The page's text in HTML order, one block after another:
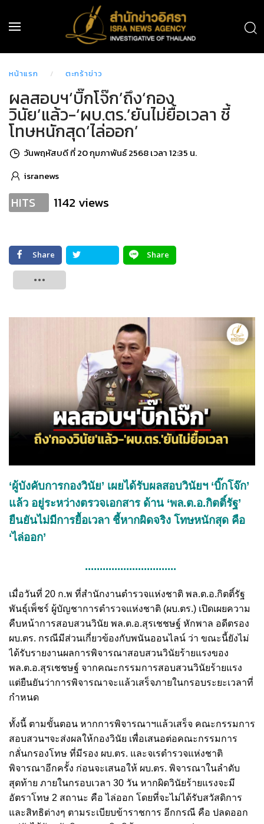
หน้าแรก ตะกร้าข่าว
ผลสอบฯ‘บิ๊กโจ๊ก’ถึง‘กอง
วินัย’แล้ว-‘ผบ.ตร.’ยันไม่ยื้อเวลา ชี้
โทษหนักสุด‘ไล่ออก’
วันพฤหัสบดี ที่ 20 กุมภาพันธ์ 2568 เวลา 12:35 น.
isranews
HITS 1142 views
Share
Share
‘ผู้บังคับการกองวินัย’ เผยได้รับผลสอบวินัยฯ ‘บิ๊กโจ๊ก’
แล้ว อยู่ระหว่างตรวจเอกสาร ด้าน ‘พล.ต.อ.กิตติ์รัฐ’
ยืนยันไม่มีการยื้อเวลา ชี้หากผิดจริง โทษหนักสุด คือ
‘ไล่ออก’
...............................
เมื่อวันที่ 20 ก.พ ที่สำนักงานตำรวจแห่งชาติ พล.ต.อ.กิตติ์รัฐ
พันธุ์เพ็ชร์ ผู้บัญชาการตำรวจแห่งชาติ (ผบ.ตร.) เปิดเผยความ
คืบหน้าการสอบสวนวินัย พล.ต.อ.สุรเชชษฐ์ หักพาล อดีตรอง
ผบ.ตร. กรณีมีส่วนเกี่ยวข้องกับพนันออนไลน์ ว่า ขณะนี้ยังไม่
ได้รับรายงานผลการพิจารณาสอบสวนวินัยร้ายแรงของ
พล.ต.อ.สุรเชชษฐ์ จากคณะกรรมการสอบสวนวินัยร้ายแรง
แต่ยืนยันว่าการพิจารณาจะแล้วเสร็จภายในกรอบระยะเวลาที่
กำหนด
ทั้งนี้ ตามขั้นตอน หากการพิจารณาฯแล้วเสร็จ คณะกรรมการ
สอบสวนฯจะส่งผลให้กองวินัย เพื่อเสนอต่อคณะกรรมการ
กลั่นกรองโทษ ที่มีรอง ผบ.ตร. และจเรตำรวจแห่งชาติ
พิจารณาอีกครั้ง ก่อนจะเสนอให้ ผบ.ตร. พิจารณาในลำดับ
สุดท้าย ภายในกรอบเวลา 30 วัน หากผิดวินัยร้ายแรงจะมี
อัตราโทษ 2 สถานะ คือ ไล่ออก โดยที่จะไม่ได้รับสวัสดิการ
และสิทธิต่างๆ ตามระเบียบข้าราชการ อีกกรณี คือ ปลดออก